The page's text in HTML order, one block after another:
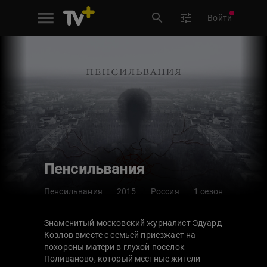
Войти
Пенсильвания
Пенсильвания 2015 Россия 1 сезон
Знаменитый московский журналист Эдуард
Козлов вместе с семьей приезжает на
похороны матери в глухой поселок
Поливаново, который местные жители